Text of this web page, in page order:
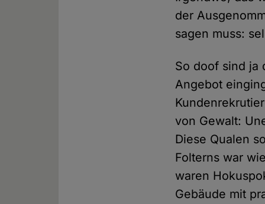
der
sagen muss:
So doof sind ja
Angebot
von Gewalt:
Diese Qualen
Folterns war
waren
Gebäude mit